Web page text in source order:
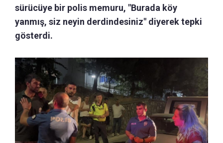
sürücüye bir polis memuru, "Burada köy
yanmış, siz neyin derdindesiniz" diyerek tepki
gösterdi.